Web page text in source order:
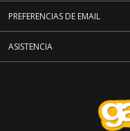
PREFERENCIAS DE EMAIL
ASISTENCIA